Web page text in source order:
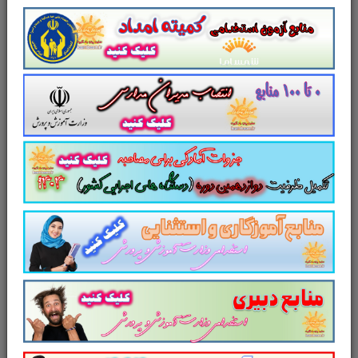
1. تعامل بین فرادهنده و فراگیر
2. هدفی از قبل تعیین شده توسط فرادهنده
روش های تدریس مختلفی وجود دارد و هر مدرس روش
تدریس مختص به خود را دارد. در واقع هیچ روش تدریس
ثابتی وجود ندارد و بستگی به شرایطی مثل موضوع درسی
هدف آموزش سن و سطح مخاطبان و ... دارد بنابراین
مدرس باید از روش های تدریس الهام بگیرد و خود بهترین
و مناسب ترین روش را به کار گیرد. همانطور که گفته شد
روش و فنون مختلفی برای تدریس وجود دارد که در این
منبع به آن پرداخته شده است. روش ها وفنون تدریس